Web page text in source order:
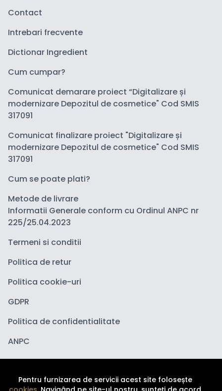
Contact
Intrebari frecvente
Dictionar Ingredient
Cum cumpar?
Comunicat demarare proiect “Digitalizare și
modernizare Depozitul de cosmetice" Cod SMIS
317091
Comunicat finalizare proiect "Digitalizare și
modernizare Depozitul de cosmetice" Cod SMIS
317091
Cum se poate plati?
Metode de livrare
Informatii Generale conform cu Ordinul ANPC nr
225/25.04.2023
Termeni si conditii
Politica de retur
Politica cookie-uri
GDPR
Politica de confidentialitate
ANPC
Pentru furnizarea de servicii acest site folosește